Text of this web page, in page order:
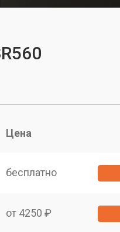
Цена
бесплатно
от 4250 ₽